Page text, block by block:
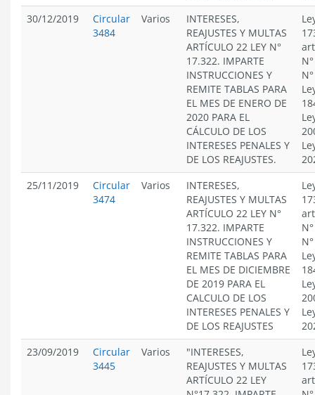
30/12/2019
Circular
3484
Varios
INTERESES,
REAJUSTES Y MULTAS
ARTÍCULO 22 LEY N°
17.322. IMPARTE
INSTRUCCIONES Y
REMITE TABLAS PARA
EL MES DE ENERO DE
2020 PARA EL
CÁLCULO DE LOS
INTERESES PENALES Y
DE LOS REAJUSTES.
25/11/2019
Circular
3474
Varios
INTERESES,
REAJUSTES Y MULTAS
ARTÍCULO 22 LEY N°
17.322. IMPARTE
INSTRUCCIONES Y
REMITE TABLAS PARA
EL MES DE DICIEMBRE
DE 2019 PARA EL
CALCULO DE LOS
INTERESES PENALES Y
DE LOS REAJUSTES
23/09/2019
Circular
3445
Varios
"INTERESES,
REAJUSTES Y MULTAS
ARTÍCULO 22 LEY